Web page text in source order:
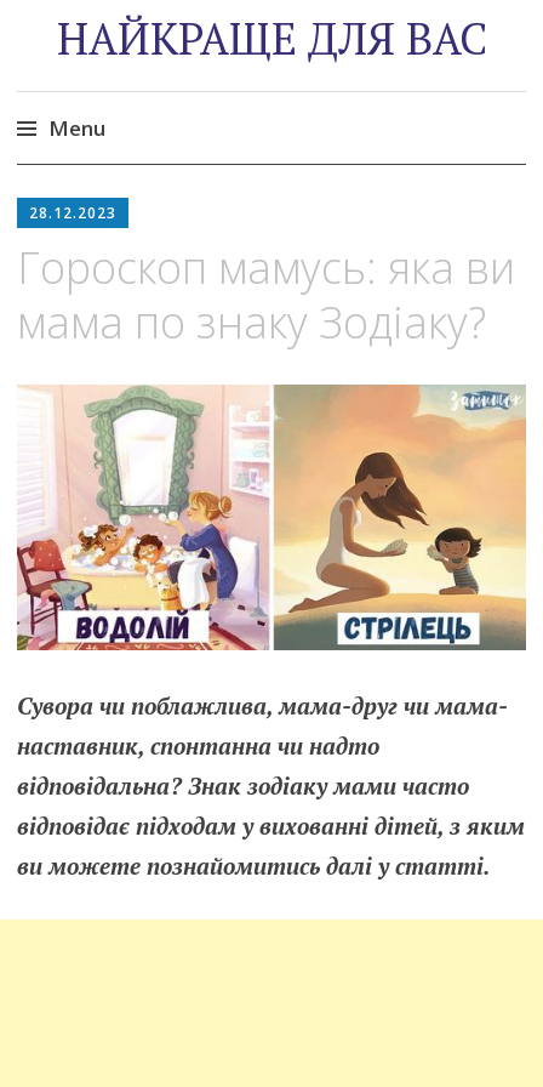
НАЙКРАЩЕ ДЛЯ ВАС
Menu
to
28.12.2023
Гороскоп мамусь: яка ви
мама по знаку Зодіаку?
Сувора чи поблажлива, мама-друг чи мама-
наставник, спонтанна чи надто
відповідальна? Знак зодіаку мами часто
відповідає підходам у вихованні дітей, з яким
ви можете познайомитись далі у статті.